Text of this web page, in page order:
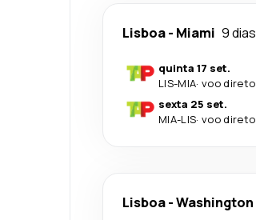
Lisboa- Miami 9 dias
quinta 17 set.
LIS-MIA· voo direto
sexta 25 set.
MIA-LIS· voo direto
Lisboa-Washington